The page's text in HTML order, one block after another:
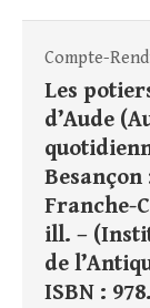
Compte-
Les
d’Aude
Franche-
ill. –
de
ISBN :